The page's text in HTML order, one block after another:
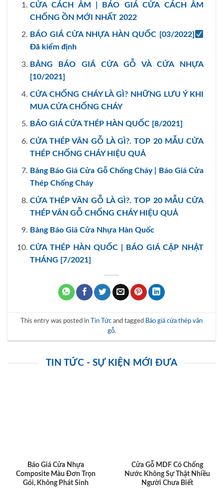
CỬA CÁCH ÂM | BÁO GIÁ CỬA CÁCH ÂM
CHỐNG ỒN MỚI NHẤT 2022
BÁO GIÁ CỬA NHỰA HÀN QUỐC [03/2022]
Đã kiểm định
BẢNG BÁO GIÁ CỬA GỖ VÀ CỬA NHỰA
[10/2021]
CỬA CHỐNG CHÁY LÀ GÌ? NHỮNG LƯU Ý KHI
MUA CỬA CHỐNG CHÁY
BÁO GIÁ CỬA THÉP HÀN QUỐC [8/2021]
CỬA THÉP VÂN GỖ LÀ GÌ?. TOP 20 MẪU CỬA
THÉP CHỐNG CHÁY HIỆU QUẢ
Bảng Báo Giá Cửa Gỗ Chống Cháy | Báo Giá Cửa
Thép Chống Cháy
CỬA THÉP VÂN GỖ LÀ GÌ?. TOP 20 MẪU CỬA
THÉP VÂN GỖ CHỐNG CHÁY HIỆU QUẢ
Bảng Báo Giá Cửa Nhựa Hàn Quốc
CỬA THÉP HÀN QUỐC | BÁO GIÁ CẬP NHẬT
THÁNG [7/2021]
This entry was posted in Tin Tức and tagged Báo giá cửa thép vân
gỗ.
TIN TỨC - SỰ KIỆN MỚI ĐƯA
Báo Giá Cửa Nhựa
Composite Màu Đơn Trọn
Gói, Không Phát Sinh
Cửa Gỗ MDF Có Chống
Nước Không Sự Thật Nhiều
Người Chưa Biết